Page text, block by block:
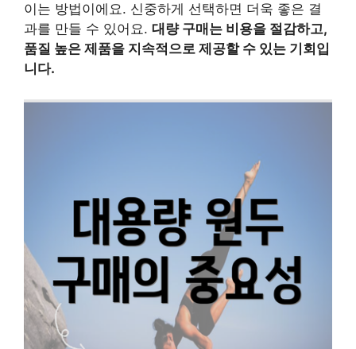
이는 방법이에요. 신중하게 선택하면 더욱 좋은 결
과를 만들 수 있어요. 대량 구매는 비용을 절감하고,
품질 높은 제품을 지속적으로 제공할 수 있는 기회입
니다.